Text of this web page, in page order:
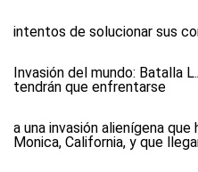
intentos de solucionar sus
Invasión del mundo: Batalla
tendrán que enfrentarse
a una invasión alienígena
Monica, California, y que